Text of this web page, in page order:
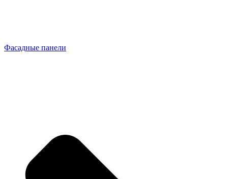
Фасадные панели